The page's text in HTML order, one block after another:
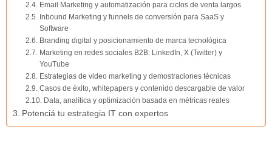
Email Marketing y automatización para ciclos de venta largos
Inbound Marketing y funnels de conversión para SaaS y
Software
Branding digital y posicionamiento de marca tecnológica
Marketing en redes sociales B2B: LinkedIn, X (Twitter) y
YouTube
Estrategias de video marketing y demostraciones técnicas
Casos de éxito, whitepapers y contenido descargable de valor
Data, analítica y optimización basada en métricas reales
Potenciá tu estrategia IT con expertos